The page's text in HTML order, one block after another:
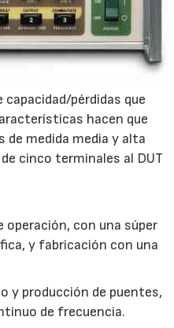
pérdidas que
hacen que
de medida media y alta
cinco terminales al DUT
con una súper
y fabricación con una
y producción de puentes,
de frecuencia.